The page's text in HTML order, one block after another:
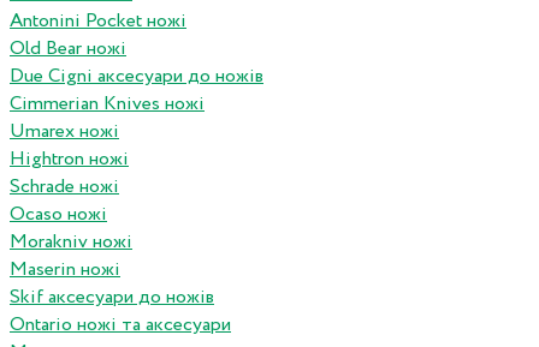
Antonini Pocket ножі
Old Bear ножі
Due Cigni аксесуари до ножів
Cimmerian Knives ножі
Umarex ножі
Hightron ножі
Schrade ножі
Ocaso ножі
Morakniv ножі
Maserin ножі
Skif аксесуари до ножів
Ontario ножі та аксесуари